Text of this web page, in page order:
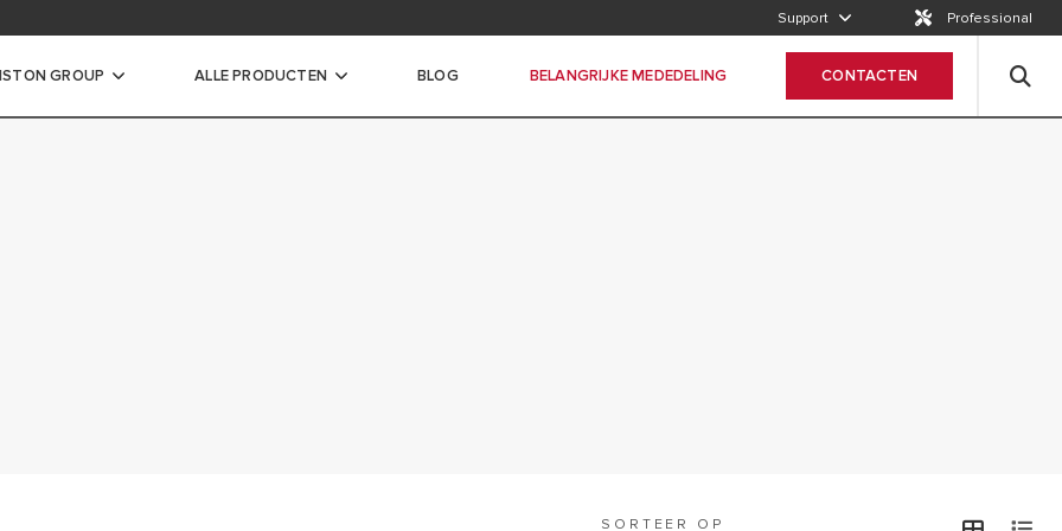
Support Professional
de documentatie van onze producten
GROUP ALLE PRODUCTEN BLOG BELANGRIJKE MEDEDELING CONTACTEN
SORTEER OP